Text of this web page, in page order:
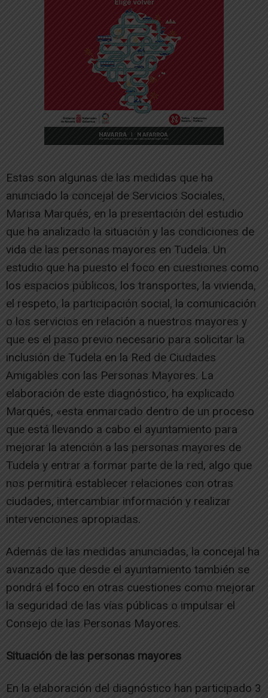
Estas son algunas de las medidas que ha
anunciado la concejal de Servicios Sociales,
Marisa Marqués, en la presentación del estudio
que ha analizado la situación y las condiciones de
vida de las personas mayores en Tudela. Un
estudio que ha puesto el foco en cuestiones como
los espacios públicos, los transportes, la vivienda,
el respeto, la participación social, la comunicación
o los servicios en relación a nuestros mayores y
que es el paso previo necesario para solicitar la
inclusión de Tudela en la Red de Ciudades
Amigables con las Personas Mayores. La
elaboración de este diagnóstico, ha explicado
Marqués, «esta enmarcado dentro de un proceso
que está llevando a cabo el ayuntamiento para
mejorar la atención a las personas mayores de
Tudela y entrar a formar parte de la red, algo que
nos permitirá establecer relaciones con otras
ciudades, intercambiar información y realizar
intervenciones apropiadas.
Además de las medidas anunciadas, la concejal ha
avanzado que desde el ayuntamiento también se
pondrá el foco en otras cuestiones como mejorar
la seguridad de las vías públicas o impulsar el
Consejo de las Personas Mayores.
Situación de las personas mayores
En la elaboración del diagnóstico han participado 3